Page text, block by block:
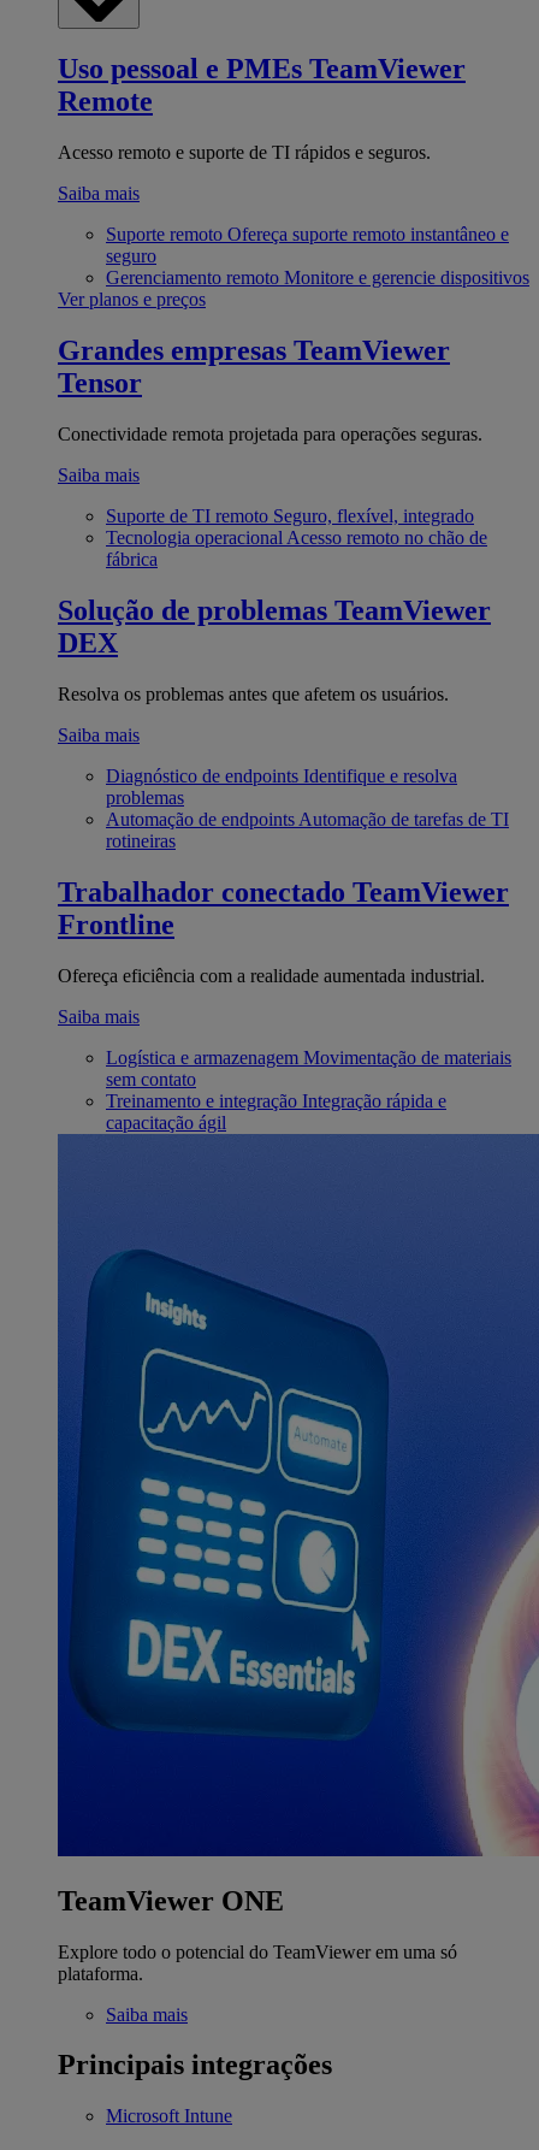
Uso pessoal e PMEs TeamViewer
Remote
Acesso remoto e suporte de TI rápidos e seguros.
Saiba mais
Suporte remoto Ofereça suporte remoto instantâneo e
seguro
Gerenciamento remoto Monitore e gerencie dispositivos
Ver planos e preços
Grandes empresas TeamViewer
Tensor
Conectividade remota projetada para operações seguras.
Saiba mais
Suporte de TI remoto Seguro, flexível, integrado
Tecnologia operacional Acesso remoto no chão de
fábrica
Solução de problemas TeamViewer
DEX
Resolva os problemas antes que afetem os usuários.
Saiba mais
Diagnóstico de endpoints Identifique e resolva
problemas
Automação de endpoints Automação de tarefas de TI
rotineiras
Trabalhador conectado TeamViewer
Frontline
Ofereça eficiência com a realidade aumentada industrial.
Saiba mais
Logística e armazenagem Movimentação de materiais
sem contato
Treinamento e integração Integração rápida e
capacitação ágil
TeamViewer ONE
Explore todo o potencial do TeamViewer em uma só
plataforma.
Saiba mais
Principais integrações
Microsoft Intune